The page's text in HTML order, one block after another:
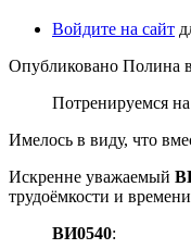
Войдите на сайт
Опубликовано Полина
Потренируемся
Имелось в виду, что
Искренне уважаемый
трудоёмкости и
ВИ0540: